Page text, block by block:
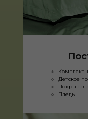
Детское
Покрывала
Пледы